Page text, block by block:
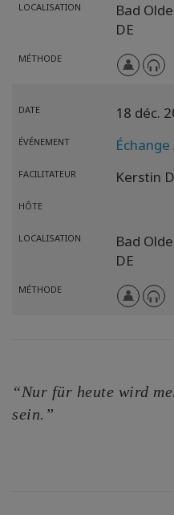
LOCALISATION Bad
DE
MÉTHODE
DATE 18 déc.
ÉVÉNEMENT Échange
FACILITATEUR Kerstin
HÔTE
LOCALISATION Bad
DE
MÉTHODE
“Nur für heute wird
sein.”